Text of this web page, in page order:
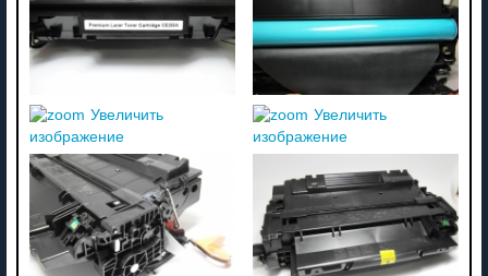
Увеличить
изображение
Увеличить
изображение